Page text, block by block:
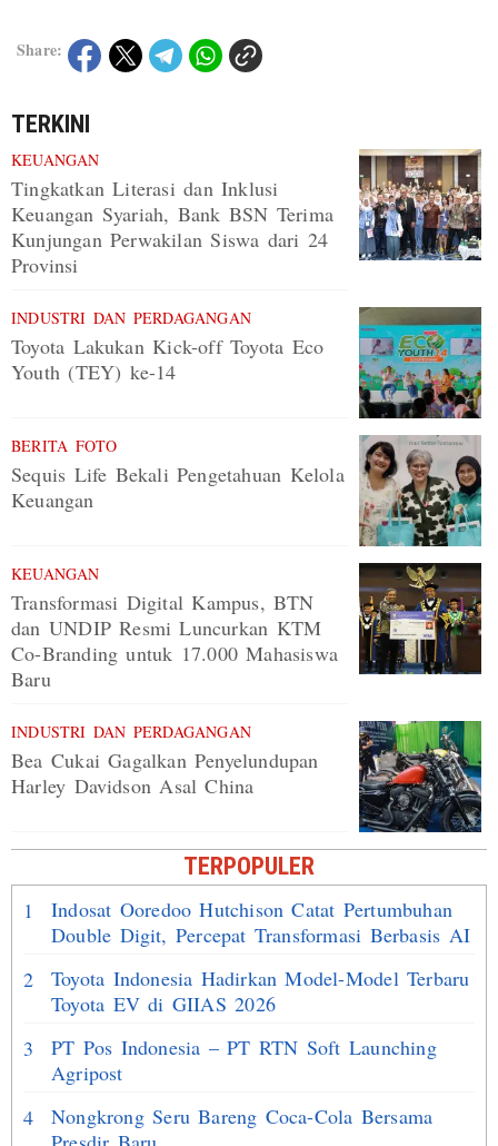
Share:
TERKINI
KEUANGAN
Tingkatkan Literasi dan Inklusi
Keuangan Syariah, Bank BSN Terima
Kunjungan Perwakilan Siswa dari 24
Provinsi
INDUSTRI DAN PERDAGANGAN
Toyota Lakukan Kick-off Toyota Eco
Youth (TEY) ke-14
BERITA FOTO
Sequis Life Bekali Pengetahuan Kelola
Keuangan
KEUANGAN
Transformasi Digital Kampus, BTN
dan UNDIP Resmi Luncurkan KTM
Co-Branding untuk 17.000 Mahasiswa
Baru
INDUSTRI DAN PERDAGANGAN
Bea Cukai Gagalkan Penyelundupan
Harley Davidson Asal China
TERPOPULER
1
Indosat Ooredoo Hutchison Catat Pertumbuhan
Double Digit, Percepat Transformasi Berbasis AI
2
Toyota Indonesia Hadirkan Model-Model Terbaru
Toyota EV di GIIAS 2026
3
PT Pos Indonesia – PT RTN Soft Launching
Agripost
4
Nongkrong Seru Bareng Coca-Cola Bersama